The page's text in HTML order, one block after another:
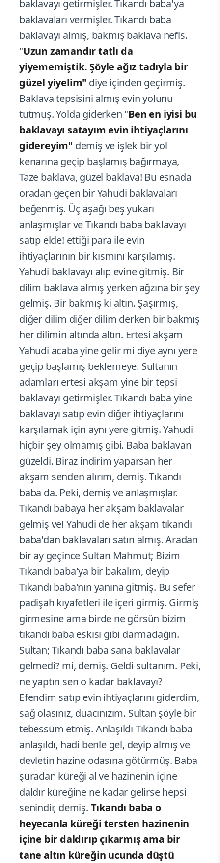
baklavayı getirmişler. Tıkandı baba'ya
baklavaları vermişler. Tıkandı baba
baklavayı almış, bakmış baklava nefis.
"Uzun zamandır tatlı da
yiyememiştik. Şöyle ağız tadıyla bir
güzel yiyelim" diye içinden geçirmiş.
Baklava tepsisini almış evin yolunu
tutmuş. Yolda giderken "Ben en iyisi bu
baklavayı satayım evin ihtiyaçlarını
gidereyim" demiş ve işlek bir yol
kenarına geçip başlamış bağırmaya,
Taze baklava, güzel baklava! Bu esnada
oradan geçen bir Yahudi baklavaları
beğenmiş. Üç aşağı beş yukarı
anlaşmışlar ve Tıkandı baba baklavayı
satıp elde! ettiği para ile evin
ihtiyaçlarının bir kısmını karşılamış.
Yahudi baklavayı alıp evine gitmiş. Bir
dilim baklava almış yerken ağzına bir şey
gelmiş. Bir bakmış ki altın. Şaşırmış,
diğer dilim diğer dilim derken bir bakmış
her dilimin altında altın. Ertesi akşam
Yahudi acaba yine gelir mi diye aynı yere
geçip başlamış beklemeye. Sultanın
adamları ertesi akşam yine bir tepsi
baklavayı getirmişler. Tıkandı baba yine
baklavayı satıp evin diğer ihtiyaçlarını
karşılamak için aynı yere gitmiş. Yahudi
hiçbir şey olmamış gibi. Baba baklavan
güzeldi. Biraz indirim yaparsan her
akşam senden alırım, demiş. Tıkandı
baba da. Peki, demiş ve anlaşmışlar.
Tıkandı babaya her akşam baklavalar
gelmiş ve! Yahudi de her akşam tıkandı
baba'dan baklavaları satın almış. Aradan
bir ay geçince Sultan Mahmut; Bizim
Tıkandı baba'ya bir bakalım, deyip
Tıkandı baba'nın yanına gitmiş. Bu sefer
padişah kıyafetleri ile içeri girmiş. Girmiş
girmesine ama birde ne görsün bizim
tıkandı baba eskisi gibi darmadağın.
Sultan; Tıkandı baba sana baklavalar
gelmedi? mi, demiş. Geldi sultanım. Peki,
ne yaptın sen o kadar baklavayı?
Efendim satıp evin ihtiyaçlarını giderdim,
sağ olasınız, duacınızım. Sultan şöyle bir
tebessüm etmiş. Anlaşıldı Tıkandı baba
anlaşıldı, hadi benle gel, deyip almış ve
devletin hazine odasına götürmüş. Baba
şuradan küreği al ve hazinenin içine
daldır küreğine ne kadar gelirse hepsi
senindir, demiş. Tıkandı baba o
heyecanla küreği tersten hazinenin
içine bir daldırıp çıkarmış ama bir
tane altın küreğin ucunda düştü